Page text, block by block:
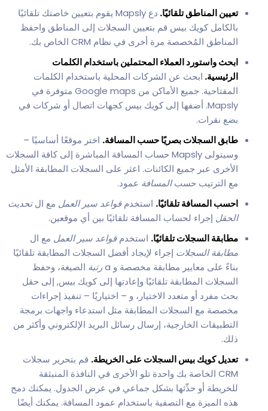
تعيين المناطق تلقائيًا.
دع Mapsly يقوم بتعيين خاصتك تلقائيًا
بالكامل كويك بيس قم بتعيين السجلات إلى المناطق واحفظ
المناطق المُخصصة مرة أخرى في نظام CRM الخاص بك.
ابحث واستورد العملاء المحتملين باستخدام الكلمات
الرئيسية. ابحث عن الشركات المحلية باستخدام الكلمات
المفتاحية. جميع الأماكن من Google maps متوفرة في
Mapsly. أضفها إلى كويك بيس كجهات اتصال أو شركات في
بضع نقرات.
طابق السجلات بصريًا حسب المسافة. اختر موقعًا أساسيًا –
وسيتولى Mapsly حساب المسافة المباشرة إلى كافة السجلات
الأخرى عبر جميع الكائنات. اعثر على السجلات المطابقة الأمثل
مع الترتيب حسبالمسافة عمود.
احسب المسافة تلقائيًا. استخدمقواعد سير العمل مع التحديث
الحقل إجراء لحساب المسافة تلقائيًا بين أي موقعين.
مطابقة السجلات تلقائيًا. استخدمقواعد سير العمل مع ال
مطابقة السجلات إجراء لإيجاد أفضل السجلات المطابقة تلقائيًا
بناءً على معايير مطابقة مخصصة و a
رتبة الصيغة، وحفظ
السجلات المطابقة تلقائيًا وإعادتها إلى كويك بيس, إلى حقل
بحث مفرد أو متعدد الاختيار، و – اختياريًا – تنفيذ إجراءات
مخصصة مع السجلات المطابقة مثل استدعاء واجهات برمجة
التطبيقات الخارجية، إرسال رسائل البريد الإلكتروني وأكثر من
ذلك.
تعديل كويك بيس السجلات على الخريطة. قم بتحرير سجلات
CRM الخاصة بك واحدة تلو الأخرى في النافذة المنبثقة
للخريطة أو حدِّثها بشكل جماعي في عرض الجدول. يمكنك دمج
هذه الميزة مع التصفية باستخدام عمود المسافة. يمكنك أيضًا